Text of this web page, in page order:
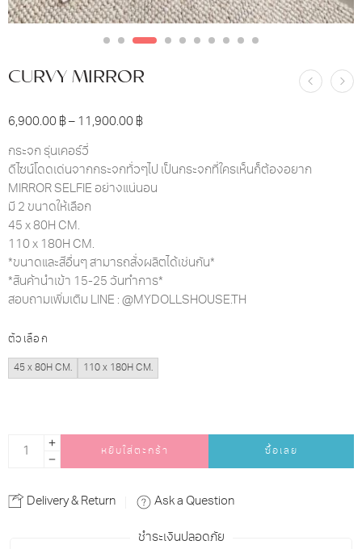
CURVY MIRROR
6,900.00 ฿ – 11,900.00 ฿
กระจก รุ่นเคอร์วี่
ดีไซน์โดดเด่นจากกระจกทั่วๆไป เป็นกระจกที่ใครเห็นก็ต้องอยาก
MIRROR SELFIE อย่างแน่นอน
มี 2 ขนาดให้เลือก
45 x 80H CM.
110 x 180H CM.
*ขนาดและสีอื่นๆ สามารถสั่งผลิตได้เช่นกัน*
*สินค้านำเข้า 15-25 วันทำการ*
สอบถามเพิ่มเติม LINE : @MYDOLLSHOUSE.TH
ตัวเลือก
45 x 80H CM. 110 x 180H CM.
หยิบใส่ตะกร้า ซื้อเลย
Delivery & Return Ask a Question
ชำระเงินปลอดภัย